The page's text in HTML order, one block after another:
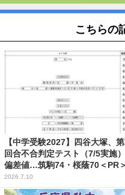
こちらの
【中学受験2027】四谷大塚、
回合不合判定テスト（7/5実施）
偏差値…筑駒74・桜蔭70＜PR＞
2026.7.10